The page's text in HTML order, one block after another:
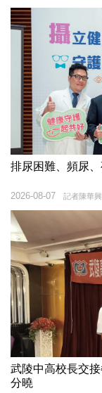
排尿困難、頻尿
記者陳華
2026-08-07
武陵中高校長交
分曉